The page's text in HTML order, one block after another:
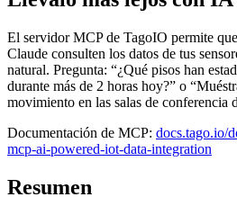
El servidor MCP de TagoIO permite
Claude consulten los datos de tus
natural. Pregunta: “¿Qué pisos han
durante más de 2 horas hoy?” o
movimiento en las salas de conferencia
Documentación de MCP: docs.tago.io/
mcp-ai-powered-iot-data-integration
Resumen